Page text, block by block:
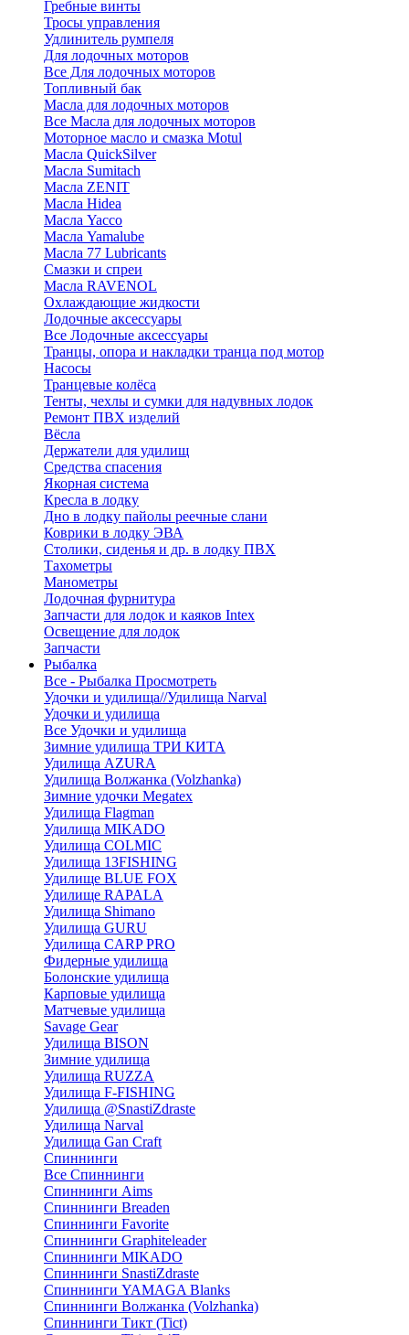
Гребные винты
Тросы управления
Удлинитель румпеля
Для лодочных моторов
Все Для лодочных моторов
Топливный бак
Масла для лодочных моторов
Все Масла для лодочных моторов
Моторное масло и смазка Motul
Масла QuickSilver
Масла Sumitach
Масла ZENIT
Масла Hidea
Масла Yacco
Масла Yamalube
Масла 77 Lubricants
Смазки и спреи
Масла RAVENOL
Охлаждающие жидкости
Лодочные аксессуары
Все Лодочные аксессуары
Транцы, опора и накладки транца под мотор
Насосы
Транцевые колёса
Тенты, чехлы и сумки для надувных лодок
Ремонт ПВХ изделий
Вёсла
Держатели для удилищ
Средства спасения
Якорная система
Кресла в лодку
Дно в лодку пайолы реечные слани
Коврики в лодку ЭВА
Столики, сиденья и др. в лодку ПВХ
Тахометры
Манометры
Лодочная фурнитура
Запчасти для лодок и каяков Intex
Освещение для лодок
Запчасти
Рыбалка
Все - Рыбалка Просмотреть
Удочки и удилища//Удилища Narval
Удочки и удилища
Все Удочки и удилища
Зимние удилища ТРИ КИТА
Удилища AZURA
Удилища Волжанка (Volzhanka)
Зимние удочки Megatex
Удилища Flagman
Удилища MIKADO
Удилища COLMIC
Удилища 13FISHING
Удилище BLUE FOX
Удилище RAPALA
Удилища Shimano
Удилища GURU
Удилища CARP PRO
Фидерные удилища
Болонские удилища
Карповые удилища
Матчевые удилища
Savage Gear
Удилища BISON
Зимние удилища
Удилища RUZZA
Удилища F-FISHING
Удилища @SnastiZdraste
Удилища Narval
Удилища Gan Craft
Спиннинги
Все Спиннинги
Спиннинги Aims
Спиннинги Breaden
Спиннинги Favorite
Спиннинги Graphiteleader
Спиннинги MIKADO
Спиннинги SnastiZdraste
Спиннинги YAMAGA Blanks
Спиннинги Волжанка (Volzhanka)
Спиннинги Тикт (Tict)